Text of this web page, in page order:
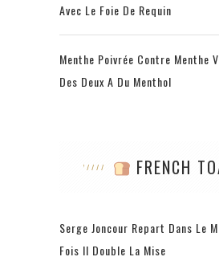
Avec Le Foie De Requin
Menthe Poivrée Contre Menthe
Des Deux A Du Menthol
FRENCH
Serge Joncour Repart Dans Le
Fois Il Double La Mise